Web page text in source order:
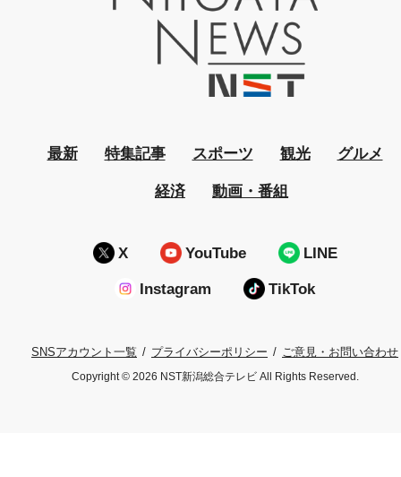
最新 特集記事 スポーツ 観光 グルメ
経済 動画・番組
X YouTube LINE
Instagram TikTok
SNSアカウント一覧 プライバシーポリシー ご意見・お問い合わせ
Copyright © 2026 NST新潟総合テレビ All Rights Reserved.